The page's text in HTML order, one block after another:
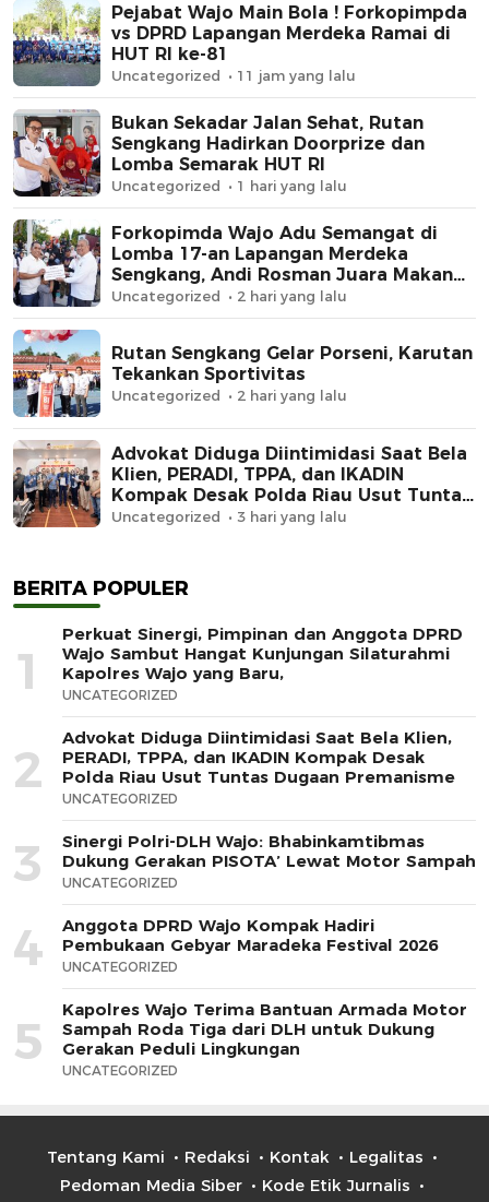
Pejabat Wajo Main Bola ! Forkopimpda
vs DPRD Lapangan Merdeka Ramai di
HUT RI ke-81
Uncategorized 11 jam yang lalu
Bukan Sekadar Jalan Sehat, Rutan
Sengkang Hadirkan Doorprize dan
Lomba Semarak HUT RI
Uncategorized 1 hari yang lalu
Forkopimda Wajo Adu Semangat di
Lomba 17-an Lapangan Merdeka
Sengkang, Andi Rosman Juara Makan
Krupuk
Uncategorized 2 hari yang lalu
Rutan Sengkang Gelar Porseni, Karutan
Tekankan Sportivitas
Uncategorized 2 hari yang lalu
Advokat Diduga Diintimidasi Saat Bela
Klien, PERADI, TPPA, dan IKADIN
Kompak Desak Polda Riau Usut Tuntas
Dugaan Premanisme
Uncategorized 3 hari yang lalu
BERITA POPULER
1
Perkuat Sinergi, Pimpinan dan Anggota DPRD
Wajo Sambut Hangat Kunjungan Silaturahmi
Kapolres Wajo yang Baru,
UNCATEGORIZED
2
Advokat Diduga Diintimidasi Saat Bela Klien,
PERADI, TPPA, dan IKADIN Kompak Desak
Polda Riau Usut Tuntas Dugaan Premanisme
UNCATEGORIZED
3
Sinergi Polri-DLH Wajo: Bhabinkamtibmas
Dukung Gerakan PISOTA’ Lewat Motor Sampah
UNCATEGORIZED
4
Anggota DPRD Wajo Kompak Hadiri
Pembukaan Gebyar Maradeka Festival 2026
UNCATEGORIZED
5
Kapolres Wajo Terima Bantuan Armada Motor
Sampah Roda Tiga dari DLH untuk Dukung
Gerakan Peduli Lingkungan
UNCATEGORIZED
Tentang Kami Redaksi Kontak
Legalitas
Pedoman Media Siber
Kode Etik Jurnalis